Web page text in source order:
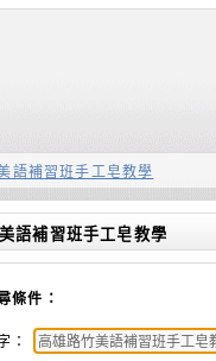
語補習班手工皂教學
語補習班手工皂教學
條件：
：